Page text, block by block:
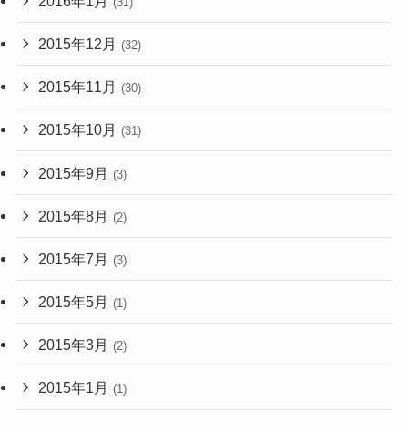
2015年12月 (32)
2015年11月 (30)
2015年10月 (31)
2015年9月 (3)
2015年8月 (2)
2015年7月 (3)
2015年5月 (1)
2015年3月 (2)
2015年1月 (1)